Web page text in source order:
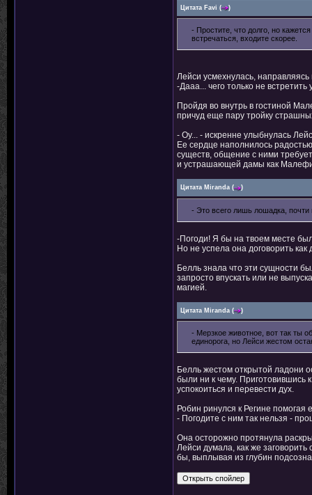
Цитата Favi ( )
- Простите, что долго, но
встречаться, входите скорее.
Лейси усмехнулась, направляясь
-Дааа... чего только не встретить
Пройдя во внутрь в гостиной
причуд еще пару тройку
- Оу... - искренне улыбнулась
Ее сердце наполнилось
существ, общение с ними
и устрашающей дамы как
Цитата Miranda ( )
- Это всего лишь лошадка, почти
-Погоди! Я бы на твоем месте
Но не успела она договорить
Белль знала что эти сущности
запросто впускать или не
магией.
Цитата Miranda ( )
- Мерзкое животное, вот так ты
единорога, но Лейси жестом
Белль жестом открытой ладони
были ни к чему. Приготовившись
успокоиться и перевести дух.
Робин ринулся к Регине
- Погодите с ним так нельзя -
Она осторожно протянула
Лейси думала, как же
бы, выплывая из глубин